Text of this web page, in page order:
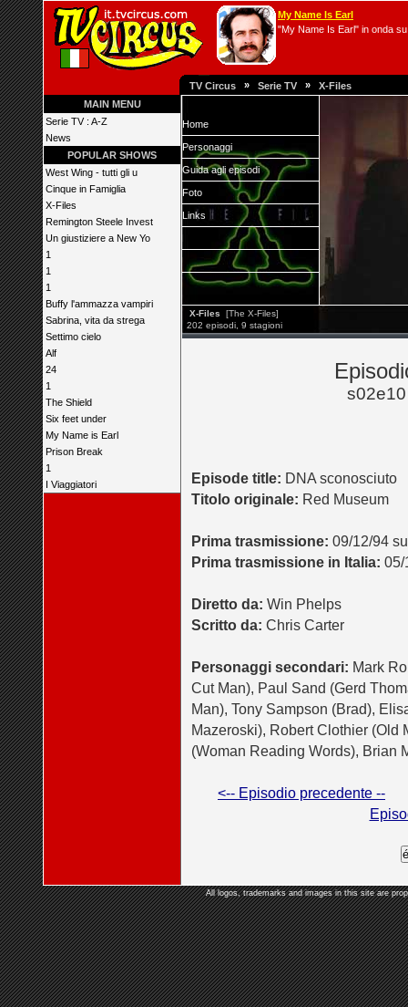
My Name Is Earl
"My Name Is Earl" in onda
TV Circus » Serie TV » X-Files
MAIN MENU
Serie TV : A-Z
News
POPULAR SHOWS
West Wing - tutti gli u
Cinque in Famiglia
X-Files
Remington Steele Invest
Un giustiziere a New Yo
1
1
1
Buffy l'ammazza vampiri
Sabrina, vita da strega
Settimo cielo
Alf
24
1
The Shield
Six feet under
My Name is Earl
Prison Break
1
I Viaggiatori
Home
Personaggi
Guida agli episodi
Foto
Links
X-Files
[The X-Files]
202 episodi, 9 stagioni
Episode title: DNA sconosciuto
Titolo originale: Red Museum
Prima trasmissione: 09/12/94
Prima trasmissione in Italia: 05/
Diretto da: Win Phelps
Scritto da: Chris Carter
Personaggi secondari: Mark
Cut Man), Paul Sand (Gerd
Man), Tony Sampson (Brad),
Mazeroski), Robert Clothier (Old
(Woman Reading Words), Brian
<-- Episodio precedente --
All logos, trademarks and images in this site are